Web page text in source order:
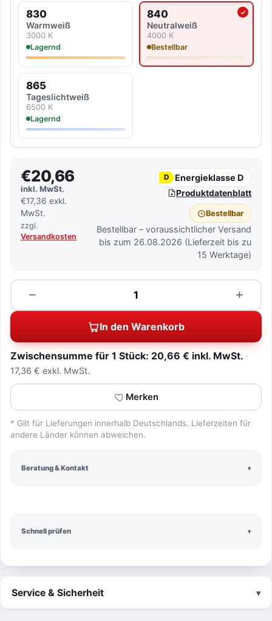
830
Warmweiß
3000 K
Lagernd
840
Neutralweiß
4000 K
Bestellbar
Aktuell ausgewählte
865
Tageslicht­weiß
6500 K
Lagernd
Schnell prüfen
€20,66
inkl. MwSt.
€17,36 exkl.
MwSt.
zzgl.
Versandkosten
D Energieklasse D
Produktdatenblatt
Bestellbar
Bestellbar – voraussichtlicher Versand
bis zum 26.08.2026 (Lieferzeit bis zu
15 Werktage)
−
Menge +
In den Warenkorb
Zwischensumme für 1 Stück: 20,66 € inkl. MwSt.
17,36 € exkl. MwSt.
Merken
* Gilt für Lieferungen innerhalb Deutschlands. Lieferzeiten für
andere Länder können abweichen.
Beratung & Kontakt
Service & Sicherheit